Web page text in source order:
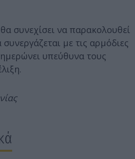
συνεχίσει να παρακολουθεί
με τις αρμόδιες
υπεύθυνα τους